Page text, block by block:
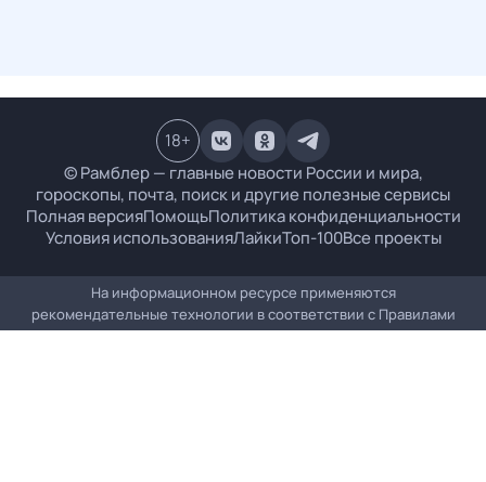
© Рамблер — главные новости России и мира,
гороскопы, почта, поиск и другие полезные сервисы
Полная версияПомощьПолитика конфиденциальности
Условия использованияЛайкиТоп-100Все проекты
18+
На информационном ресурсе применяются
рекомендательные технологии в соответствии с Правилами